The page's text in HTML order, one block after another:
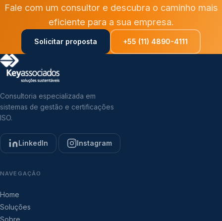
Fale com um consultor e descubra o caminho mais
eficiente para a sua empresa.
Solicitar proposta +55 (11) 4890-4111
Consultoria especializada em
sistemas de gestão e certificações
ISO.
LinkedIn Instagram
NAVEGAÇÃO
Home
Soluções